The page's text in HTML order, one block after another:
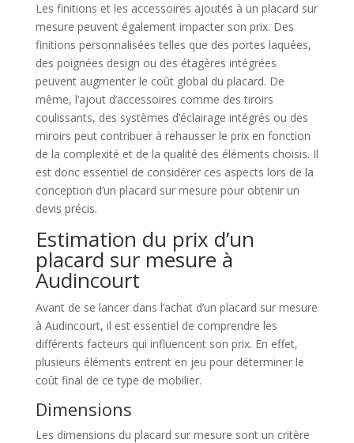
Les finitions et les accessoires ajoutés à un placard sur
mesure peuvent également impacter son prix. Des
finitions personnalisées telles que des portes laquées,
des poignées design ou des étagères intégrées
peuvent augmenter le coût global du placard. De
même, l’ajout d’accessoires comme des tiroirs
coulissants, des systèmes d’éclairage intégrés ou des
miroirs peut contribuer à rehausser le prix en fonction
de la complexité et de la qualité des éléments choisis. Il
est donc essentiel de considérer ces aspects lors de la
conception d’un placard sur mesure pour obtenir un
devis précis.
Estimation du prix d’un
placard sur mesure à
Audincourt
Avant de se lancer dans l’achat d’un placard sur mesure
à Audincourt, il est essentiel de comprendre les
différents facteurs qui influencent son prix. En effet,
plusieurs éléments entrent en jeu pour déterminer le
coût final de ce type de mobilier.
Dimensions
Les dimensions du placard sur mesure sont un critère